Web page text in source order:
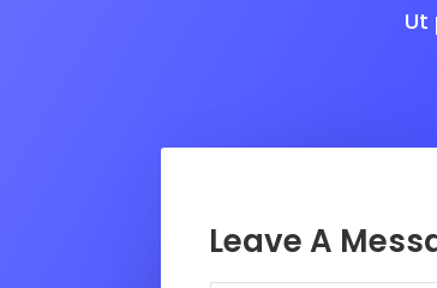
Ut
Leave A